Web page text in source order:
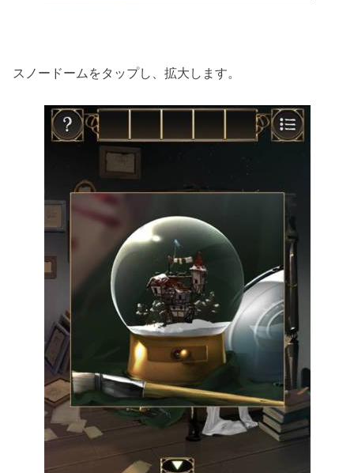
スノードームをタップし、拡大します。